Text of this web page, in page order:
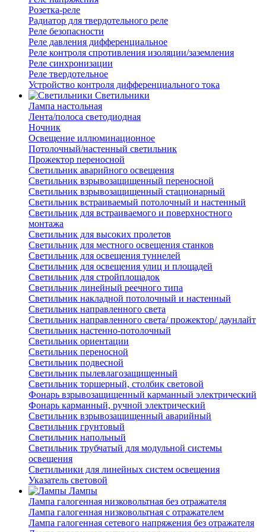
Розетка-реле
Радиатор для твердотельного реле
Реле безопасности
Реле давления дифференциальное
Реле контроля спротивления изоляции/заземления
Реле синхронизации
Реле твердотельное
Устройство контроля дифференциального тока
Светильники
Лампа настольная
Лента/полоса светодиодная
Ночник
Освещение иллюминационное
Потолочный/настенный светильник
Прожектор переносной
Светильник аварийного освещения
Светильник взрывозащищенный переносной
Светильник взрывозащищенный стационарный
Светильник встраиваемый потолочный и настенный
Светильник для встраиваемого и поверхностного
монтажа
Светильник для высоких пролетов
Светильник для местного освещения станков
Светильник для освещения туннелей
Светильник для освещения улиц и площадей
Светильник для стройплощадок
Светильник линейный реечного типа
Светильник накладной потолочный и настенный
Светильник направленного света
Светильник направленного света/ прожектор/ даунлайт
Светильник настенно-потолочный
Светильник ориентации
Светильник переносной
Светильник подвесной
Светильник пылевлагозащищенный
Светильник торшерный, столбик световой
Фонарь взрывозащищенный карманный электрический
Фонарь карманный, ручной электрический
Светильник взрывозащищенный аварийный
Светильник грунтовый
Светильник напольный
Светильник трубчатый для модульной системы
освещения
Светильники для линейных систем освещения
Указатель световой
Лампы
Лампа галогенная низковольтная без отражателя
Лампа галогенная низковольтная с отражателем
Лампа галогенная сетевого напряжения без отражателя